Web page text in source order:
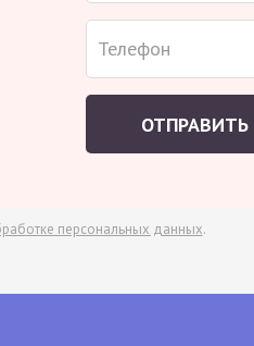
ОТПРАВИТЬ
персональных данных.